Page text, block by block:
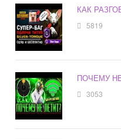
КАК
5819
ПОЧЕМУ
3053